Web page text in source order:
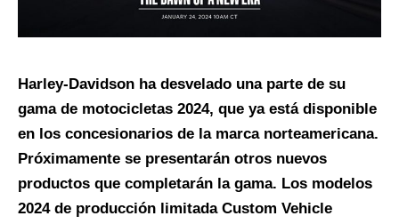
Harley-Davidson ha desvelado una parte de su
gama de motocicletas 2024, que ya está disponible
en los concesionarios de la marca norteamericana.
Próximamente se presentarán otros nuevos
productos que completarán la gama. Los modelos
2024 de producción limitada Custom Vehicle